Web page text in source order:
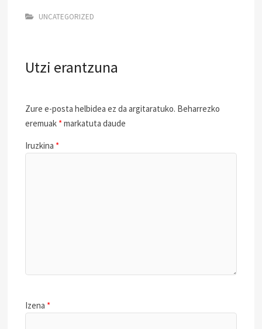
UNCATEGORIZED
Utzi erantzuna
Zure e-posta helbidea ez da argitaratuko. Beharrezko
eremuak *markatuta daude
Iruzkina *
Izena *